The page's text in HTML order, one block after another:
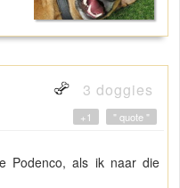
3 doggies
" quote "
+1
Podenco, als ik naar die